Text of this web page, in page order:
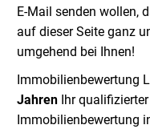
E-Mail senden wollen,
auf dieser Seite ganz
umgehend bei Ihnen!
Immobilienbewertung
Jahren Ihr
Immobilienbewertung